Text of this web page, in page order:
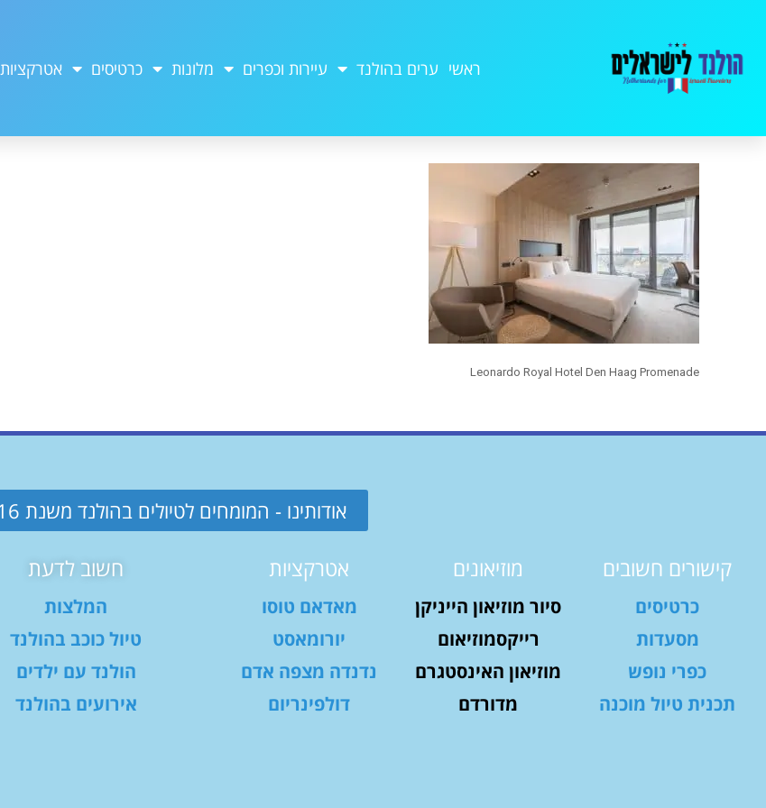
ראשי ערים בהולנד עיירות וכפרים מלונות כרטיסים אטרקציות
Leonardo Royal Hotel Den Haag Promenade
אודותינו - המומחים לטיולים בהולנד משנת 2016
קישורים חשובים
כרטיסים
מסעדות
כפרי נופש
תכנית טיול מוכנה
מוזיאונים
סיור מוזיאון הייניקן
רייקסמוזיאום
מוזיאון האינסטגרם
מדורדם
אטרקציות
מאדאם טוסו
יורומאסט
נדנדה מצפה אדם
דולפינריום
חשוב לדעת
המלצות
טיול כוכב בהולנד
הולנד עם ילדים
אירועים בהולנד